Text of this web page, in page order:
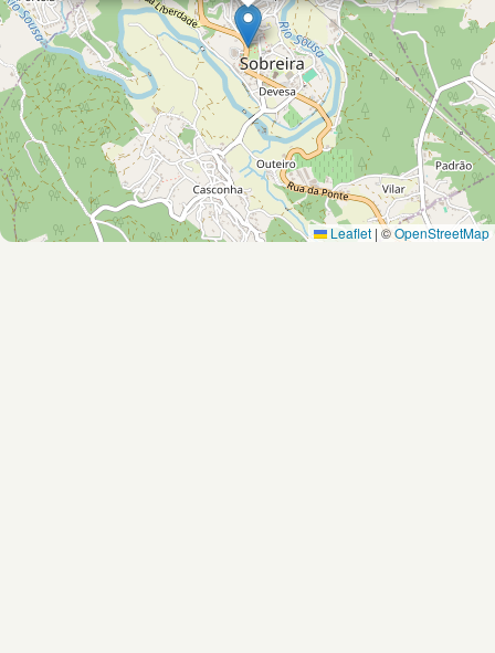
Leaflet | ©OpenStreetMap